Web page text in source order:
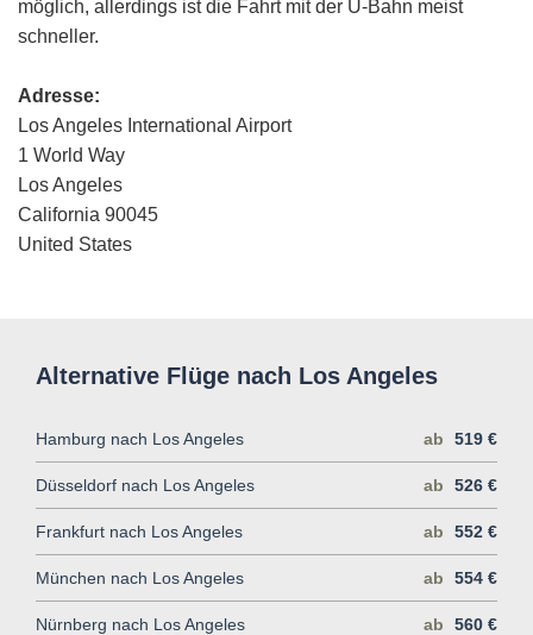
möglich, allerdings ist die Fahrt mit der U-Bahn meist
schneller.
Adresse:
Los Angeles International Airport
1 World Way
Los Angeles
California 90045
United States
Alternative Flüge nach Los Angeles
Hamburg nach Los Angeles ab 519 €
Düsseldorf nach Los Angeles ab 526 €
Frankfurt nach Los Angeles ab 552 €
München nach Los Angeles ab 554 €
Nürnberg nach Los Angeles ab 560 €